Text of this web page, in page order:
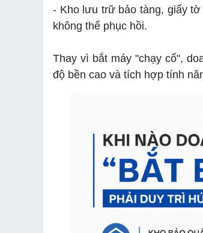
- Kho lưu trữ bảo tàng, giấy
không thể phục hồi.
Thay vì bắt máy "chạy cố",
độ bền cao và tích hợp tính